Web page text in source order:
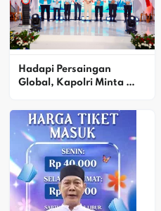
Hadapi Persaingan
Global, Kapolri Minta
Keterampilan Buruh